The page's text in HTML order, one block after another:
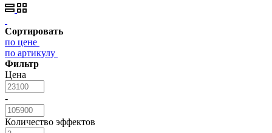
Сортировать
по цене
по артикулу
Фильтр
Цена
-
Количество эффектов